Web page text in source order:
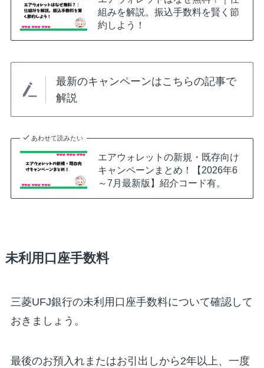
組みを解説。振込手数料を賢く節
約しよう！
最新のキャンペーンはこちらの記事で
解説
あわせて読みたい
エアウォレットの新規・既存向け
キャンペーンまとめ！【2026年6
～7月最新版】紹介コード有。
未利用口座手数料
三菱UFJ銀行の未利用口座手数料について確認して
おきましょう。
最後のお預入れまたはお引出しから2年以上、一度